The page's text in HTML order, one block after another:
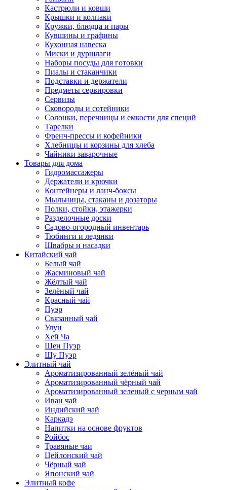
Кастрюли и ковши
Крышки и колпаки
Кружки, блюдца и пары
Кувшины и графины
Кухонная навеска
Миски и дуршлаги
Наборы посуды для готовки
Пиалы и стаканчики
Подставки и держатели
Предметы сервировки
Сервизы
Сковороды и сотейники
Солонки, перечницы и емкости для специй
Тарелки
Френч-прессы и кофейники
Хлебницы и корзины для хлеба
Чайники заварочные
Товары для дома
Гидромассажеры
Держатели и крючки
Контейнеры и ланч-боксы
Мыльницы, стаканы и дозаторы
Полки, стойки, этажерки
Разделочные доски
Садово-огородный инвентарь
Тюбинги и ледянки
Швабры и насадки
Китайский чай
Белый чай
Жасминовый чай
Жёлтый чай
Зелёный чай
Красный чай
Пуэр
Связанный чай
Улун
Хей Ча
Шен Пуэр
Шу Пуэр
Элитный чай
Ароматизированный зелёный чай
Ароматизированный чёрный чай
Ароматизированный зеленый с черным чай
Иван чай
Индийский чай
Каркадэ
Напитки на основе фруктов
Ройбос
Травяные чаи
Цейлонский чай
Чёрный чай
Японский чай
Элитный кофе